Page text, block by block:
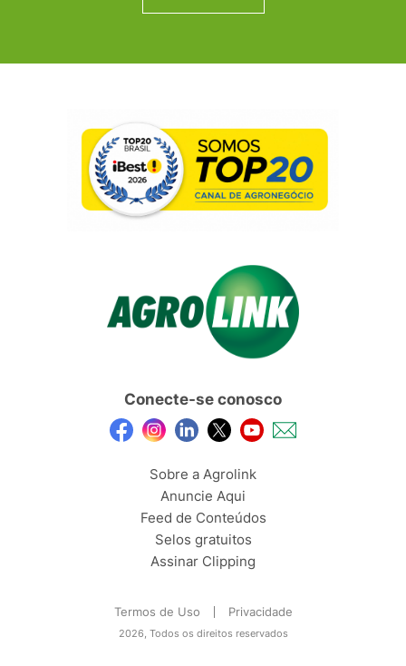
Conecte-se conosco
Sobre a Agrolink
Anuncie Aqui
Feed de Conteúdos
Selos gratuitos
Assinar Clipping
Termos de Uso Privacidade
2026, Todos os direitos reservados